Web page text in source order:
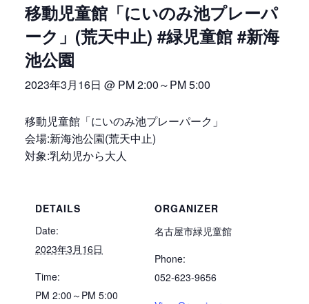
移動児童館「にいのみ池プレーパ
ーク」(荒天中止) #緑児童館 #新海
池公園
2023年3月16日 @ PM 2:00～PM 5:00
移動児童館「にいのみ池プレーパーク」
会場:新海池公園(荒天中止)
対象:乳幼児から大人
DETAILS
Date:
2023年3月16日
Time:
PM 2:00～PM 5:00
ORGANIZER
名古屋市緑児童館
Phone:
052-623-9656